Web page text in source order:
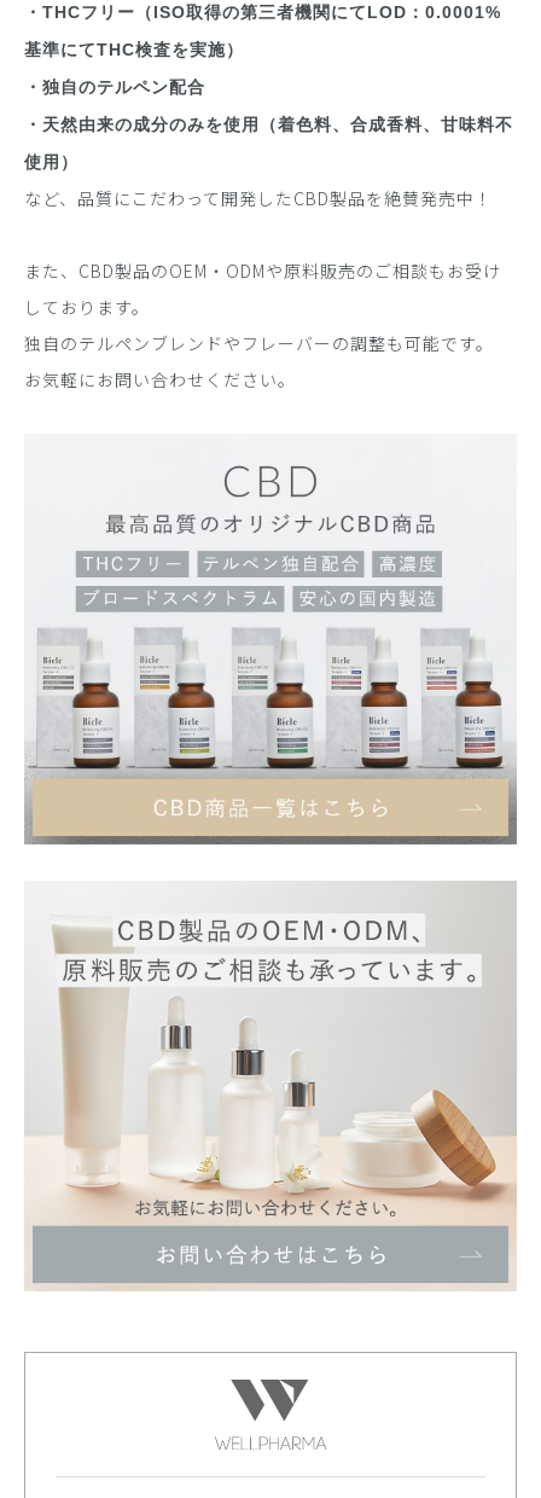
・THCフリー（ISO取得の第三者機関にてLOD：0.0001%
基準にてTHC検査を実施）
・独自のテルペン配合
・天然由来の成分のみを使用（着色料、合成香料、甘味料不
使用）
など、品質にこだわって開発したCBD製品を絶賛発売中！
また、CBD製品のOEM・ODMや原料販売のご相談もお受け
しております。
独自のテルペンブレンドやフレーバーの調整も可能です。
お気軽にお問い合わせください。